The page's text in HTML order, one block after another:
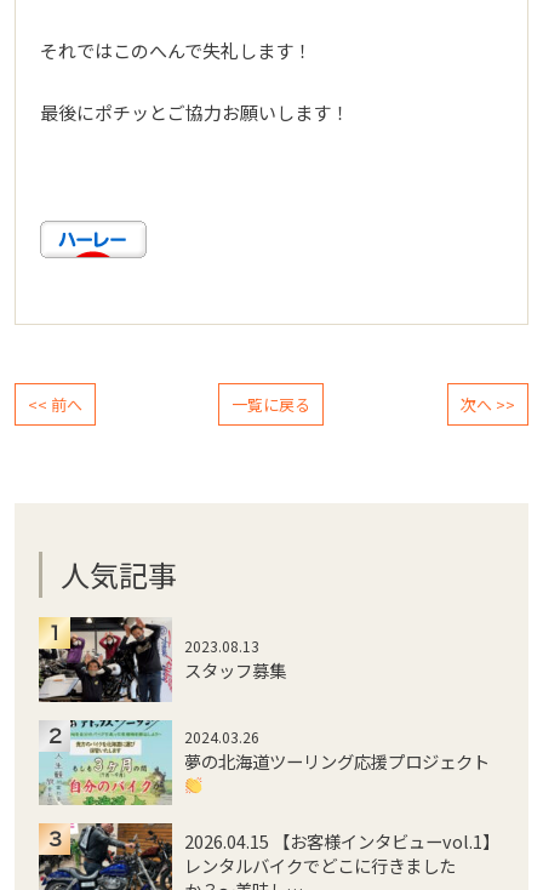
それではこのへんで失礼します！
最後にポチッとご協力お願いします！
<< 前へ 一覧に戻る 次へ >>
人気記事
2023.08.13
スタッフ募集
2024.03.26
夢の北海道ツーリング応援プロジェクト
2026.04.15 【お客様インタビューvol.1】
レンタルバイクでどこに行きました